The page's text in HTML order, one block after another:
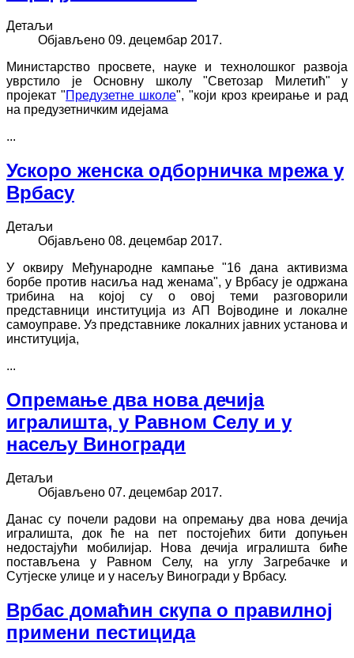
Детаљи
Објављено 09. децембар 2017.
Министарство просвете, науке и технолошког развоја
уврстило је Основну школу "Светозар Милетић" у
пројекат "Предузетне школе", "који кроз креирање и рад
на предузетничким идејама
...
Ускоро женска одборничка мрежа у
Врбасу
Детаљи
Објављено 08. децембар 2017.
У оквиру Међународне кампање "16 дана активизма
борбе против насиља над женама", у Врбасу је одржана
трибина на којој су о овој теми разговорили
представници институција из АП Војводине и локалне
самоуправе. Уз представнике локалних јавних установа и
институција,
...
Опремање два нова дечија
игралишта, у Равном Селу и у
насељу Виногради
Детаљи
Објављено 07. децембар 2017.
Данас су почели радови на опремању два нова дечија
игралишта, док ће на пет постојећих бити допуњен
недостајући мобилијар. Нова дечија игралишта биће
постављена у Равном Селу, на углу Загребачке и
Сутјеске улице и у насељу Виногради у Врбасу.
Врбас домаћин скупа о правилној
примени пестицида